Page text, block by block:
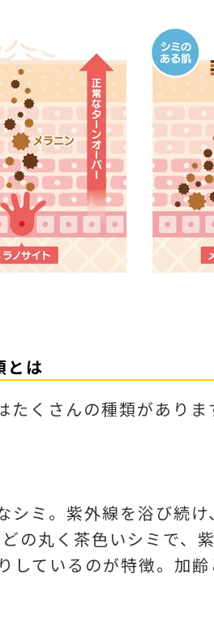
とは
たくさんの種類があり
シミ。紫外線を浴び続
の丸く茶色いシミで、
しているのが特徴。加